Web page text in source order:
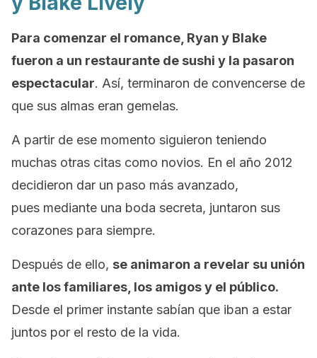
Para comenzar el romance, Ryan y Blake
fueron a un restaurante de sushi y la pasaron
espectacular. Así, terminaron de convencerse de
que sus almas eran gemelas.
A partir de ese momento siguieron teniendo
muchas otras citas como novios. En el año 2012
decidieron dar un paso más avanzado,
pues mediante una boda secreta, juntaron sus
corazones para siempre.
Después de ello, se animaron a revelar su unión
ante los familiares, los amigos y el público.
Desde el primer instante sabían que iban a estar
juntos por el resto de la vida.